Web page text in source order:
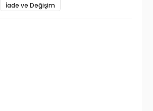
İade ve Değişim